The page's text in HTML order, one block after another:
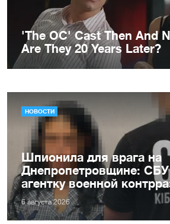
НОВОСТИ
Шпионила для врага на
Днепропетровщине:
агентку военной
6 августа 2026